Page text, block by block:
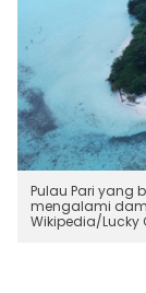
Pulau Pari yang
mengalami
Wikipedia/Lucky